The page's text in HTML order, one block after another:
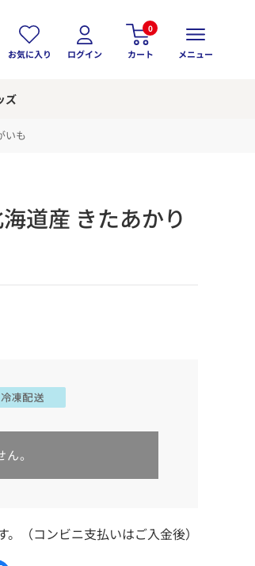
お気に入り ログイン
0
カート メニュー
ズ
いも
道産 きたあかり
。
（コンビニ支払いはご入金後）